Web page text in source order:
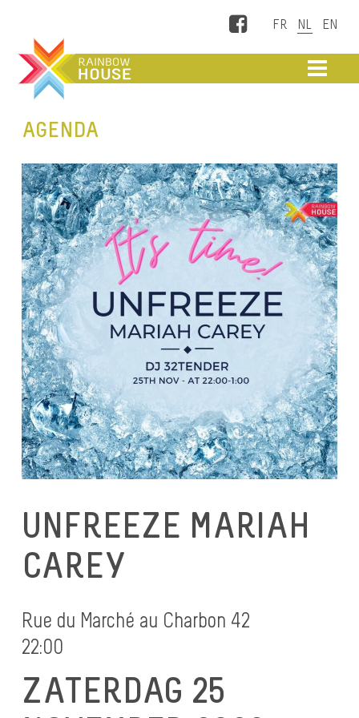
Facebook
AGENDA
UNFREEZE MARIAH
CAREY
Rue du Marché au Charbon 42
22:00
ZATERDAG 25